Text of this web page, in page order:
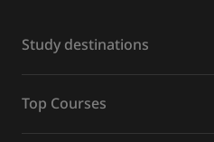
Study destinations
Top Courses